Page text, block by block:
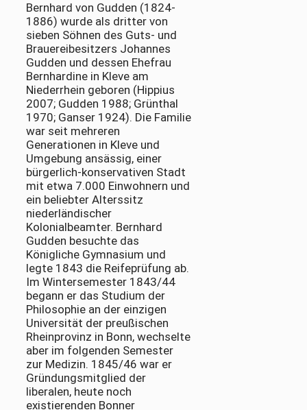
Bernhard von Gudden (1824-
1886) wurde als dritter von
sieben Söhnen des Guts- und
Brauereibesitzers Johannes
Gudden und dessen Ehefrau
Bernhardine in Kleve am
Niederrhein geboren (Hippius
2007; Gudden 1988; Grünthal
1970; Ganser 1924). Die Familie
war seit mehreren
Generationen in Kleve und
Umgebung ansässig, einer
bürgerlich-konservativen Stadt
mit etwa 7.000 Einwohnern und
ein beliebter Alterssitz
niederländischer
Kolonialbeamter. Bernhard
Gudden besuchte das
Königliche Gymnasium und
legte 1843 die Reifeprüfung ab.
Im Wintersemester 1843/44
begann er das Studium der
Philosophie an der einzigen
Universität der preußischen
Rheinprovinz in Bonn, wechselte
aber im folgenden Semester
zur Medizin. 1845/46 war er
Gründungsmitglied der
liberalen, heute noch
existierenden Bonner